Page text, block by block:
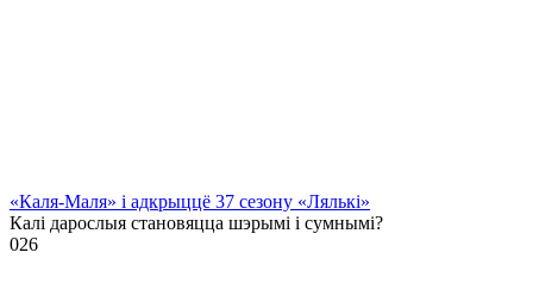
«Каля-Маля» і адкрыццё 37 сезону «Лялькі»
Калі дарослыя становяцца шэрымі і сумнымі?
026